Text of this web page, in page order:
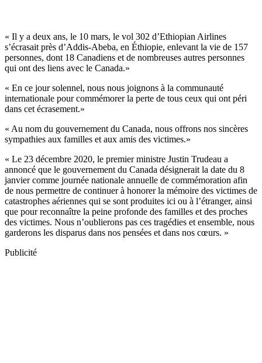
« Il y a deux ans, le 10 mars, le vol 302 d’Ethiopian Airlines
s’écrasait près d’Addis-Abeba, en Éthiopie, enlevant la vie de 157
personnes, dont 18 Canadiens et de nombreuses autres personnes
qui ont des liens avec le Canada.»
« En ce jour solennel, nous nous joignons à la communauté
internationale pour commémorer la perte de tous ceux qui ont péri
dans cet écrasement.»
« Au nom du gouvernement du Canada, nous offrons nos sincères
sympathies aux familles et aux amis des victimes.»
« Le 23 décembre 2020, le premier ministre Justin Trudeau a
annoncé que le gouvernement du Canada désignerait la date du 8
janvier comme journée nationale annuelle de commémoration afin
de nous permettre de continuer à honorer la mémoire des victimes de
catastrophes aériennes qui se sont produites ici ou à l’étranger, ainsi
que pour reconnaître la peine profonde des familles et des proches
des victimes. Nous n’oublierons pas ces tragédies et ensemble, nous
garderons les disparus dans nos pensées et dans nos cœurs. »
Publicité